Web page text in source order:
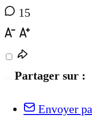
15
Partager sur :
Envoyer